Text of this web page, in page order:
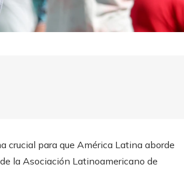
crucial para que América Latina aborde
la Asociación Latinoamericano de